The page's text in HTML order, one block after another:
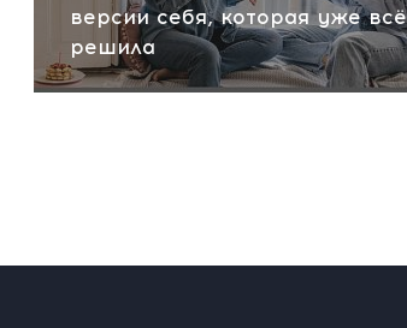
версии себя, которая уже всё
решила